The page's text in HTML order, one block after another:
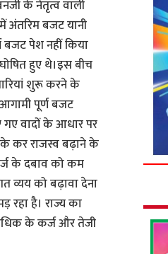
के नेतृत्व वाली
में अंतरिम बजट यानी
पेश नहीं किया
हुए थे।इस बीच
शुरू करने के
पूर्ण बजट
गए वादों के आधार पर
कर राजस्व बढ़ाने के
के दबाव को कम
व्यय को बढ़ावा देना
रहा है। राज्य का
के कर्ज और तेजी